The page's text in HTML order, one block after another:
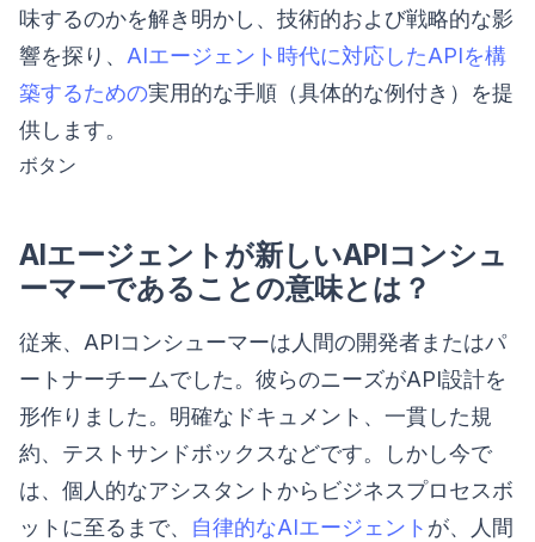
味するのかを解き明かし、技術的および戦略的な影
響を探り、 AIエージェント時代に対応したAPIを構
築するための実用的な手順（具体的な例付き）を提
供します。
ボタン
AIエージェントが新しいAPIコンシュ
ーマーであることの意味とは？
従来、APIコンシューマーは人間の開発者またはパ
ートナーチームでした。彼らのニーズがAPI設計を
形作りました。明確なドキュメント、一貫した規
約、テストサンドボックスなどです。しかし今で
は、個人的なアシスタントからビジネスプロセスボ
ットに至るまで、 自律的なAIエージェント が、人間